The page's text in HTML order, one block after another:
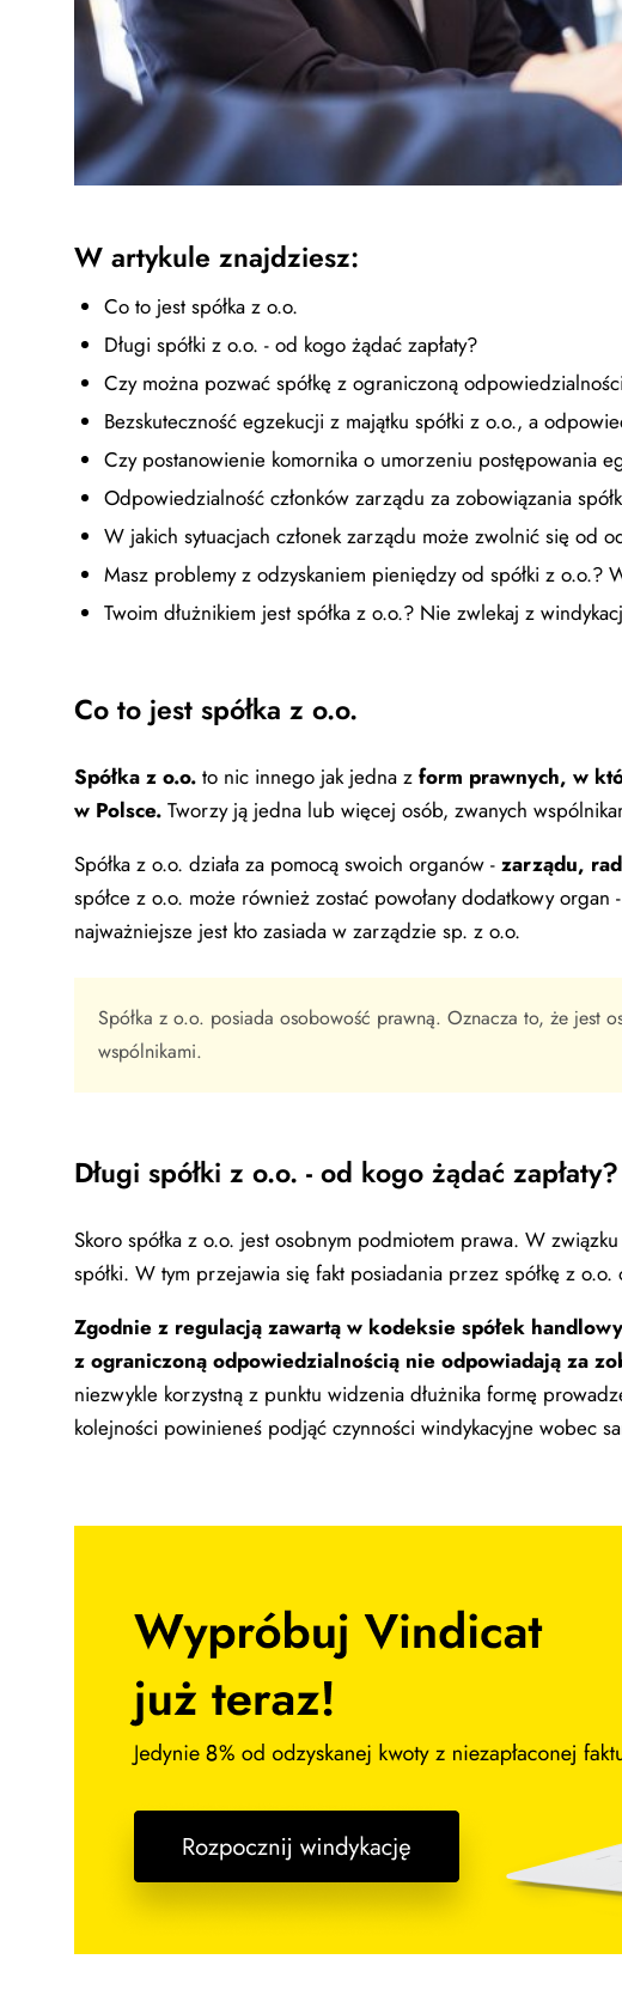
W artykule znajdziesz:
Co to jest spółka z o.o.
Długi spółki z o.o. - od kogo żądać zapłaty?
Czy można pozwać spółkę z ograniczoną
Bezskuteczność egzekucji z majątku spółki z o.o., a
Czy postanowienie komornika o umorzeniu postępowania
Odpowiedzialność członków zarządu za zobowiązania
W jakich sytuacjach członek zarządu może zwolnić się od
Masz problemy z odzyskaniem pieniędzy od spółki z o.o.?
Twoim dłużnikiem jest spółka z o.o.? Nie zwlekaj z
Co to jest spółka z o.o.
Spółka z o.o. to nic innego jak jedna z form prawnych, w
w Polsce. Tworzy ją jedna lub więcej osób, zwanych
Spółka z o.o. działa za pomocą swoich organów - zarządu,
spółce z o.o. może również zostać powołany dodatkowy
najważniejsze jest kto zasiada w zarządzie sp. z o.o.
Spółka z o.o. posiada osobowość prawną. Oznacza to, że jest
wspólnikami.
Długi spółki z o.o. - od kogo żądać zapłaty?
Skoro spółka z o.o. jest osobnym podmiotem prawa. W
spółki. W tym przejawia się fakt posiadania przez spółkę z
Zgodnie z regulacją zawartą w kodeksie spółek
z ograniczoną odpowiedzialnością nie odpowiadają za
niezwykle korzystną z punktu widzenia dłużnika formę
kolejności powinieneś podjąć czynności windykacyjne wobec